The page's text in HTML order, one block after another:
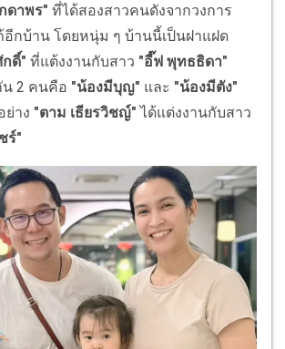
ดาพร" ที่ได้สองสาวคนดังจากวงการ
อีกบ้าน โดยหนุ่ม ๆ บ้านนี้เป็นฝาแฝด
กดิ์" ที่แต้งงานกับสาว "อี๊ฟ พุทธธิดา"
น 2 คนคือ "น้องมีบุญ" และ "น้องมีตัง"
าง "ตาม เธียรวิชญ์"ได้แต่งงานกับสาว
ร์"